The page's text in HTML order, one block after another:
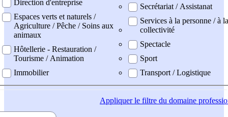
Direction d'entreprise
Espaces verts et naturels /
Agriculture / Pêche / Soins aux
animaux
Hôtellerie - Restauration /
Tourisme / Animation
Immobilier
Secrétariat / Assistanat
Services à la personne / à la
collectivité
Spectacle
Sport
Transport / Logistique
Appliquerle filtre du domaine